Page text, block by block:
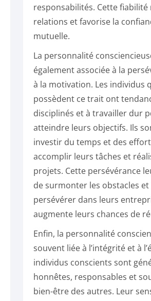
responsabilités. Cette fiabilité
relations et favorise la
mutuelle.
La personnalité
également associée à la
à la motivation. Les individus
possèdent ce trait ont
disciplinés et à travailler dur
atteindre leurs objectifs. Ils
investir du temps et des
accomplir leurs tâches et
projets. Cette persévérance
de surmonter les obstacles et
persévérer dans leurs
augmente leurs chances de
Enfin, la personnalité
souvent liée à l’intégrité et à
individus conscients sont
honnêtes, responsables et
bien-être des autres. Leur